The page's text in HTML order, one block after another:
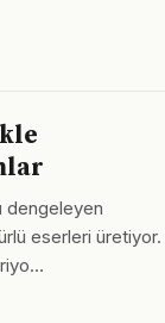
dengeleyen
eserleri üretiyor.